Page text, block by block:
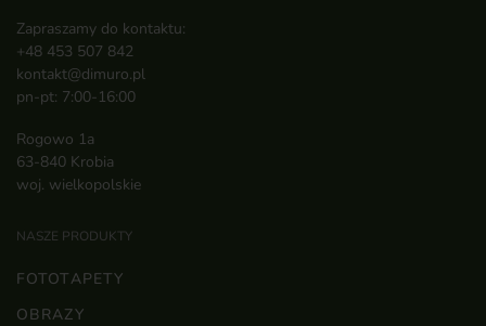
Zapraszamy do kontaktu:
+48 453 507 842
kontakt@dimuro.pl
pn-pt: 7:00-16:00
Rogowo 1a
63-840 Krobia
woj. wielkopolskie
NASZE PRODUKTY
FOTOTAPETY
OBRAZY